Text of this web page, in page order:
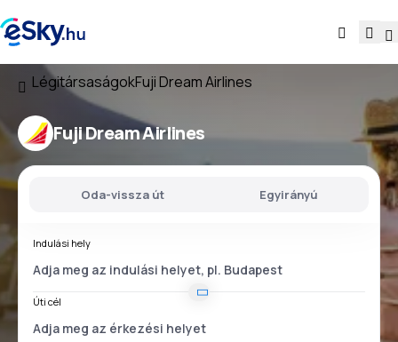
LégitársaságokFuji Dream Airlines
Fuji Dream Airlines
Oda-vissza út Egyirányú
Indulási hely
Úti cél